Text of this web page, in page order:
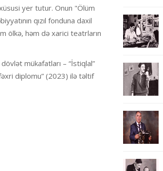
yer tutur. Onun "Ölüm
qızıl fonduna daxil
ölkə, həm də xarici teatrların
mükafatları – “İstiqlal”
diplomu” (2023) ilə təltif